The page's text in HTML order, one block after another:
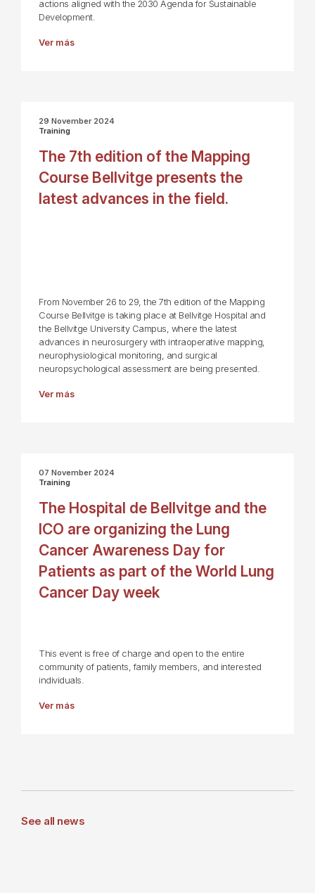
actions aligned with the 2030 Agenda for Sustainable
Development.
Ver más
29 November 2024
Training
The 7th edition of the Mapping
Course Bellvitge presents the
latest advances in the field.
From November 26 to 29, the 7th edition of the Mapping
Course Bellvitge is taking place at Bellvitge Hospital and
the Bellvitge University Campus, where the latest
advances in neurosurgery with intraoperative mapping,
neurophysiological monitoring, and surgical
neuropsychological assessment are being presented.
Ver más
07 November 2024
Training
The Hospital de Bellvitge and the
ICO are organizing the Lung
Cancer Awareness Day for
Patients as part of the World Lung
Cancer Day week
This event is free of charge and open to the entire
community of patients, family members, and interested
individuals.
Ver más
See all news